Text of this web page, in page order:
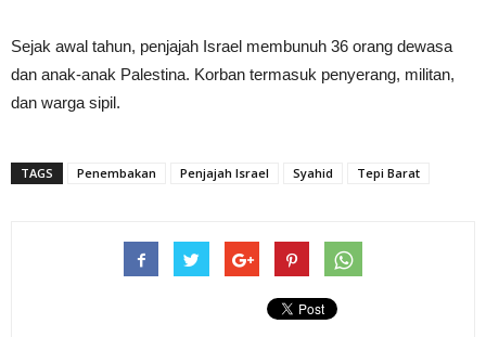
Sejak awal tahun, penjajah Israel membunuh 36 orang dewasa
dan anak-anak Palestina. Korban termasuk penyerang, militan,
dan warga sipil.
TAGS Penembakan Penjajah Israel Syahid Tepi Barat